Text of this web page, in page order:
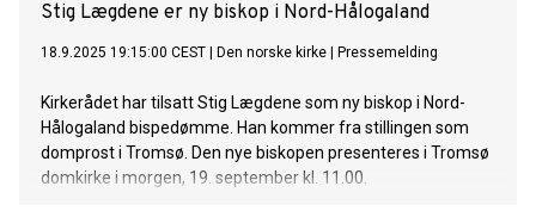
Stig Lægdene er ny biskop i Nord-Hålogaland
18.9.2025 19:15:00 CEST Den norske kirke Pressemelding
Kirkerådet har tilsatt Stig Lægdene som ny biskop i Nord-
Hålogaland bispedømme. Han kommer fra stillingen som
domprost i Tromsø. Den nye biskopen presenteres i Tromsø
domkirke i morgen, 19. september kl. 11.00.